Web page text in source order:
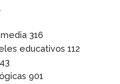
316
educativos 112
43
901